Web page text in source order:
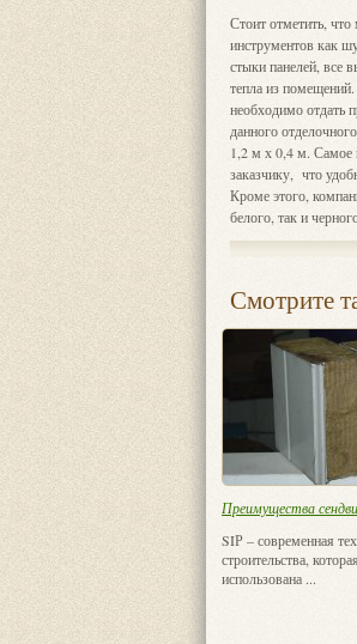
Стоит отметить,
инструментов как
стыки панелей, все
тепла из
необходимо отдать
данного
1,2 м х 0,4 м. Самое
заказчику, что
Кроме этого,
белого, так и
Смотрите
Преимущества
SIР – современная
строительства,
использована ...